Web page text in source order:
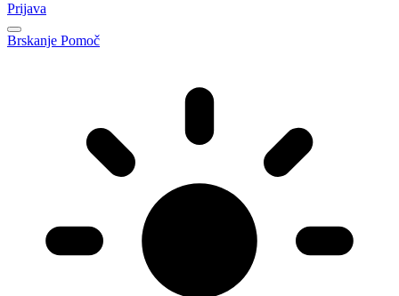
Prijava
Brskanje Pomoč